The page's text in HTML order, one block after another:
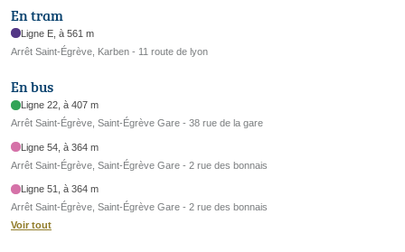
En tram
Ligne E, à 561 m
Arrêt Saint-Égrève, Karben - 11 route de lyon
En bus
Ligne 22, à 407 m
Arrêt Saint-Égrève, Saint-Égrève Gare - 38 rue de la gare
Ligne 54, à 364 m
Arrêt Saint-Égrève, Saint-Égrève Gare - 2 rue des bonnais
Ligne 51, à 364 m
Arrêt Saint-Égrève, Saint-Égrève Gare - 2 rue des bonnais
Voir tout